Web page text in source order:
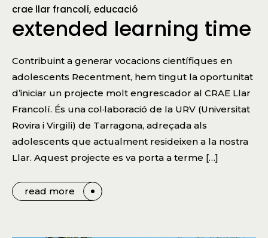
crae llar francolí educació
extended learning time
Contribuint a generar vocacions científiques en
adolescents Recentment, hem tingut la oportunitat
d’iniciar un projecte molt engrescador al CRAE Llar
Francolí. És una col·laboració de la URV (Universitat
Rovira i Virgili) de Tarragona, adreçada als
adolescents que actualment resideixen a la nostra
Llar. Aquest projecte es va porta a terme […]
read more